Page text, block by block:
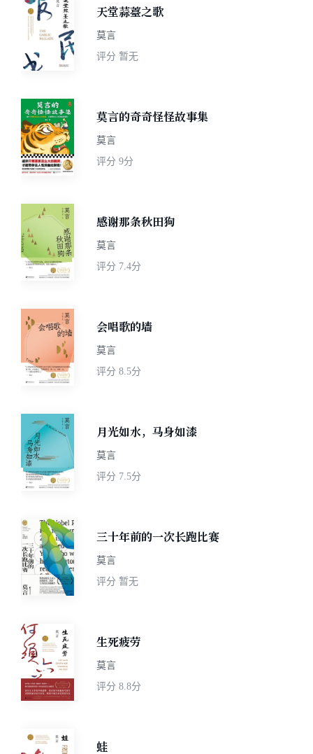
天堂蒜薹之歌
莫言
评分 暂无
莫言的奇奇怪怪故事集
莫言
评分 9分
感谢那条秋田狗
莫言
评分 7.4分
会唱歌的墙
莫言
评分 8.5分
月光如水，马身如漆
莫言
评分 7.5分
三十年前的一次长跑比赛
莫言
评分 暂无
生死疲劳
莫言
评分 8.8分
蛙